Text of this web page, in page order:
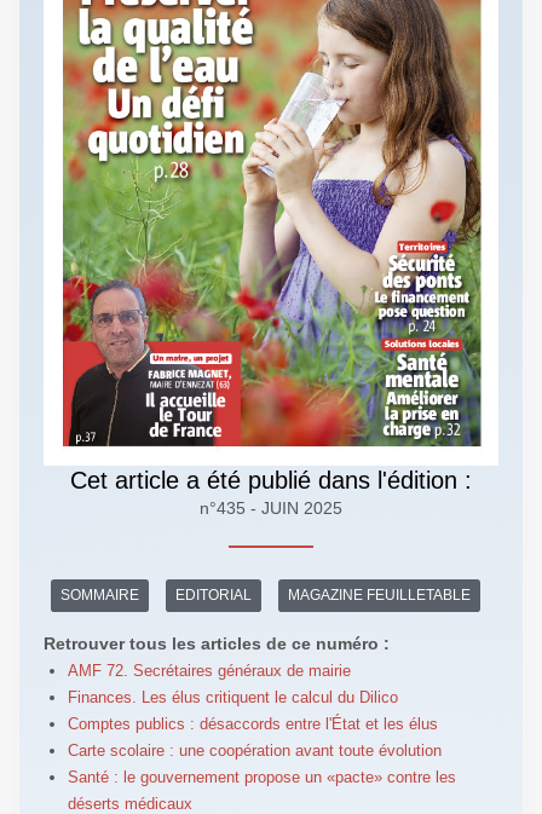
Cet article a été publié dans l'édition :
n°435 - JUIN 2025
SOMMAIRE EDITORIAL MAGAZINE FEUILLETABLE
Retrouver tous les articles de ce numéro :
AMF 72. Secrétaires généraux de mairie
Finances. Les élus critiquent le calcul du Dilico
Comptes publics : désaccords entre l'État et les élus
Carte scolaire : une coopération avant toute évolution
Santé : le gouvernement propose un «pacte» contre les
déserts médicaux